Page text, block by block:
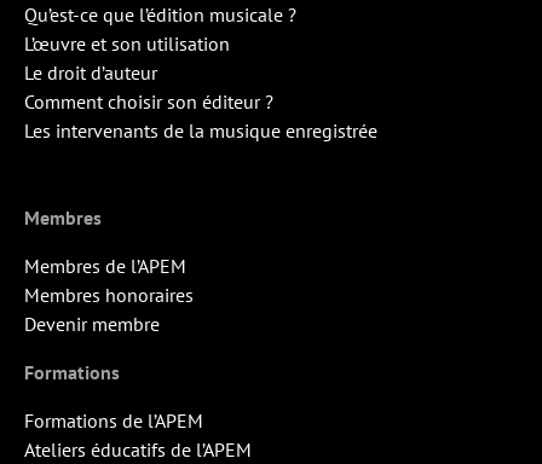
Qu’est-ce que l’édition musicale ?
L’œuvre et son utilisation
Le droit d’auteur
Comment choisir son éditeur ?
Les intervenants de la musique enregistrée
Membres
Membres de l’APEM
Membres honoraires
Devenir membre
Formations
Formations de l’APEM
Ateliers éducatifs de l’APEM